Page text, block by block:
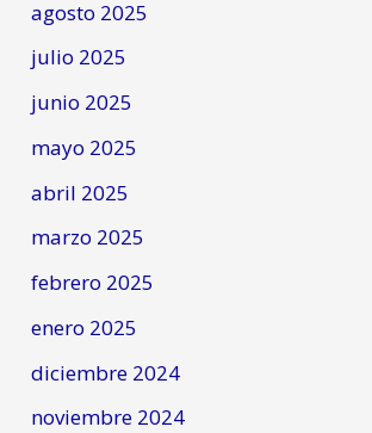
agosto 2025
julio 2025
junio 2025
mayo 2025
abril 2025
marzo 2025
febrero 2025
enero 2025
diciembre 2024
noviembre 2024